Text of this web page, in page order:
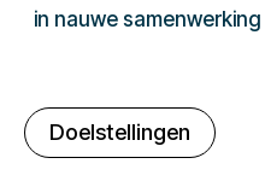
in nauwe
Doelstellingen